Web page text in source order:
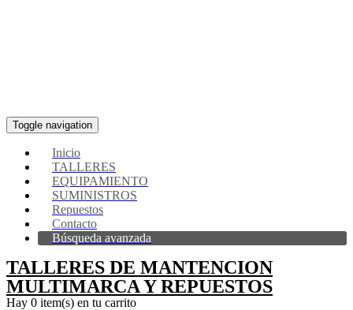
Toggle navigation
Inicio
TALLERES
EQUIPAMIENTO
SUMINISTROS
Repuestos
Contacto
Búsqueda avanzada
TALLERES DE MANTENCION
MULTIMARCA Y REPUESTOS
Hay 0 item(s) en tu carrito